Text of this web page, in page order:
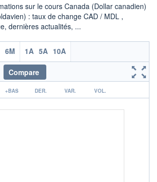
05h21
12,44
CLÔTURE VEILLE
12,4062
sur le cours Canada (Dollar canadien)
: taux de change CAD / MDL ,
dernières actualités, ...
6M 1A 5A 10A
Compare
r
+BAS DER. VAR. VOL.